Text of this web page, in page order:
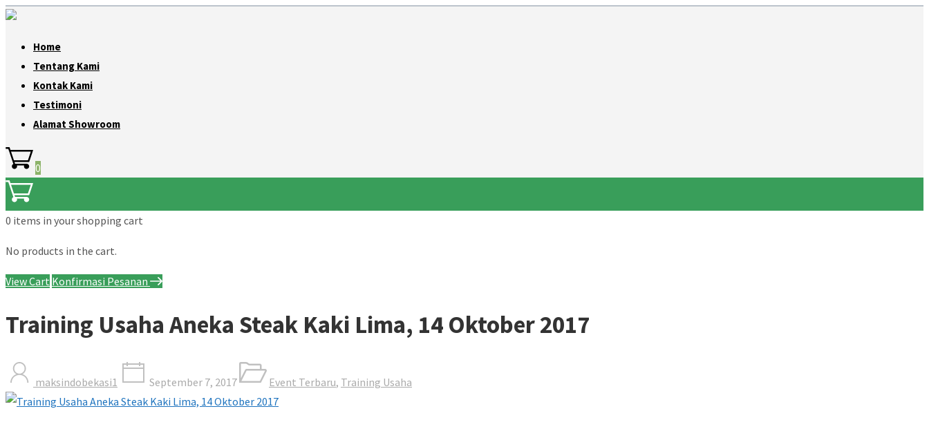
Home
Tentang Kami
Kontak Kami
Testimoni
Alamat Showroom
0
0 items in your shopping cart
No products in the cart.
View Cart Konfirmasi Pesanan
Training Usaha Aneka Steak Kaki Lima, 14 Oktober 2017
maksindobekasi1 September 7, 2017 Event Terbaru, Training Usaha